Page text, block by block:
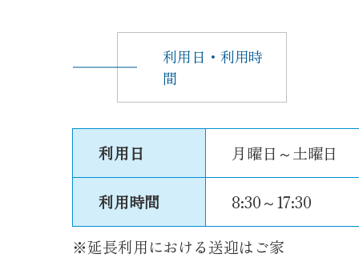
利用日・利用時
間
利用日 月曜日～土曜日
利用時間 8:30～17:30
※延長利用における送迎はご家